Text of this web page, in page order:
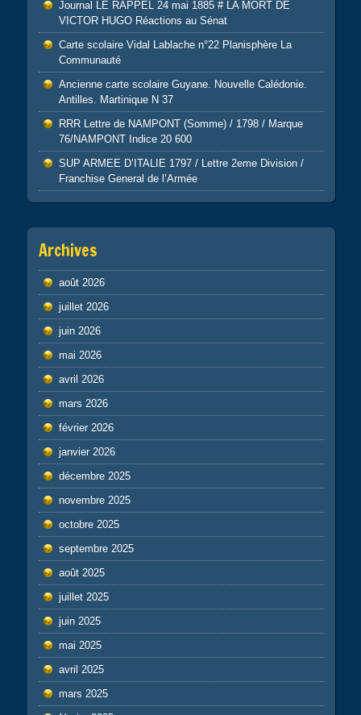
Journal LE RAPPEL 24 mai 1885 # LA MORT DE
VICTOR HUGO Réactions au Sénat
Carte scolaire Vidal Lablache n°22 Planisphère La
Communauté
Ancienne carte scolaire Guyane. Nouvelle Calédonie.
Antilles. Martinique N 37
RRR Lettre de NAMPONT (Somme) / 1798 / Marque
76/NAMPONT Indice 20 600
SUP ARMEE D’ITALIE 1797 / Lettre 2eme Division /
Franchise General de l’Armée
Archives
août 2026
juillet 2026
juin 2026
mai 2026
avril 2026
mars 2026
février 2026
janvier 2026
décembre 2025
novembre 2025
octobre 2025
septembre 2025
août 2025
juillet 2025
juin 2025
mai 2025
avril 2025
mars 2025